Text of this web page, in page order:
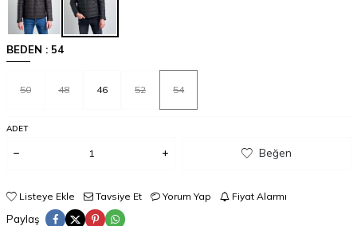
BEDEN : 54
50 48 46 52 54
ADET
Beğen
Listeye Ekle Tavsiye Et Yorum Yap Fiyat Alarmı
Paylaş